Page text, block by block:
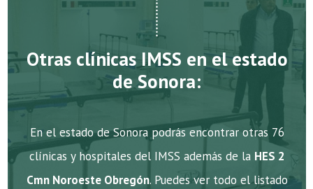
Otras clínicas IMSS en el estado
de Sonora:
En el estado de Sonora podrás encontrar otras 76
clínicas y hospitales del IMSS además de la HES 2
Cmn Noroeste Obregón. Puedes ver todo el listado